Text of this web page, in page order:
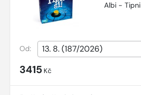
Albi -
Od:
3415 Kč